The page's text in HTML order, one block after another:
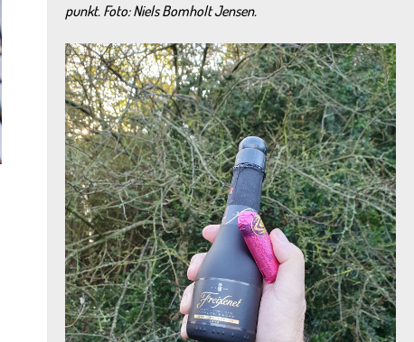
punkt. Foto: Niels Bomholt Jensen.